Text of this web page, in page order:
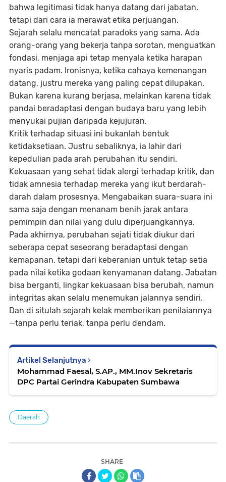
bahwa legitimasi tidak hanya datang dari jabatan,
tetapi dari cara ia merawat etika perjuangan.
Sejarah selalu mencatat paradoks yang sama. Ada
orang-orang yang bekerja tanpa sorotan, menguatkan
fondasi, menjaga api tetap menyala ketika harapan
nyaris padam. Ironisnya, ketika cahaya kemenangan
datang, justru mereka yang paling cepat dilupakan.
Bukan karena kurang berjasa, melainkan karena tidak
pandai beradaptasi dengan budaya baru yang lebih
menyukai pujian daripada kejujuran.
Kritik terhadap situasi ini bukanlah bentuk
ketidaksetiaan. Justru sebaliknya, ia lahir dari
kepedulian pada arah perubahan itu sendiri.
Kekuasaan yang sehat tidak alergi terhadap kritik, dan
tidak amnesia terhadap mereka yang ikut berdarah-
darah dalam prosesnya. Mengabaikan suara-suara ini
sama saja dengan menanam benih jarak antara
pemimpin dan nilai yang dulu diperjuangkannya.
Pada akhirnya, perubahan sejati tidak diukur dari
seberapa cepat seseorang beradaptasi dengan
kemapanan, tetapi dari keberanian untuk tetap setia
pada nilai ketika godaan kenyamanan datang. Jabatan
bisa berganti, lingkar kekuasaan bisa berubah, namun
integritas akan selalu menemukan jalannya sendiri.
Dan di situlah sejarah kelak memberikan penilaiannya
—tanpa perlu teriak, tanpa perlu dendam.
Artikel Selanjutnya
Mohammad Faesal, S.AP., MM.Inov Sekretaris
DPC Partai Gerindra Kabupaten Sumbawa
Daerah
SHARE